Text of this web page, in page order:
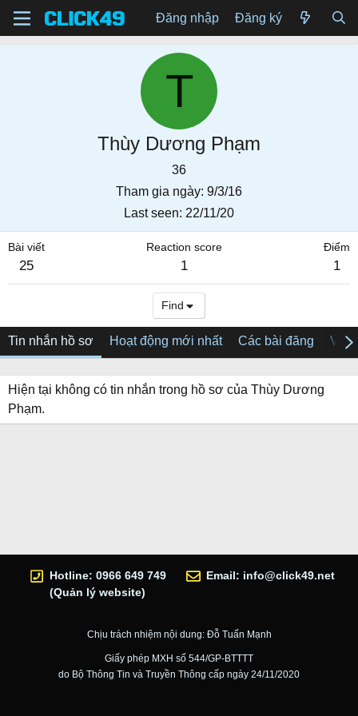
Đăng nhập Đăng ký
T
Thùy Dương Phạm
36
Tham gia ngày 9/3/16
Last seen 22/11/20
Bài viết
25
Reaction score
1
Điểm
1
Find
Tin nhắn hồ sơ Hoạt động mới nhất Các bài đăng Về
Hiện tại không có tin nhắn trong hồ sơ của Thùy Dương
Phạm.
Hotline: 0966 649 749
(Quản lý website)
Email: info@click49.net
Chịu trách nhiệm nội dung: Đỗ Tuấn Mạnh
Giấy phép MXH số 544/GP-BTTTT
do Bộ Thông Tin và Truyền Thông cấp ngày 24/11/2020